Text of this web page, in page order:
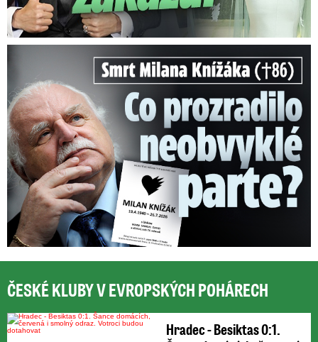
Smrt Milana Knížáka (†86): Co prozradilo neobvyklé parte?
ČESKÉ KLUBY V EVROPSKÝCH POHÁRECH
Hradec - Besiktas 0:1.